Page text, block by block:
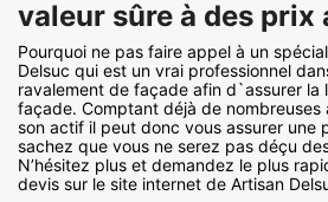
valeur sûre à des prix
Pourquoi ne pas faire appel à un
Delsuc qui est un vrai professionnel
ravalement de façade afin d`assurer la
façade. Comptant déjà de nombreuses
son actif il peut donc vous assurer une
sachez que vous ne serez pas déçu
N’hésitez plus et demandez le plus
devis sur le site internet de Artisan